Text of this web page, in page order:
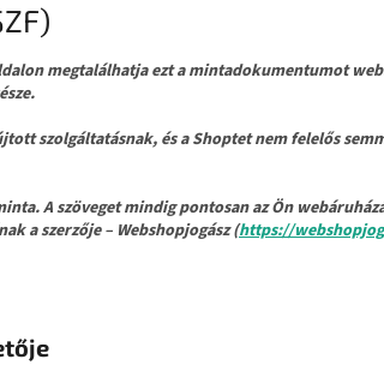
megtalálhatja ezt a mintadokumentumot
szolgáltatásnak, és a Shoptet nem felelős
A szöveget mindig pontosan az Ön
a szerzője – Webshopjogász (https://